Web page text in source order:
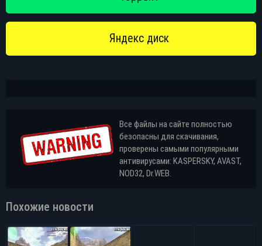
Все файлы на сайте полностью
безопасны для скачивания,
проверены самыми популярными
антивирусами: KASPERSKY, AVAST,
NOD32, Dr.WEB.
Похожие новости